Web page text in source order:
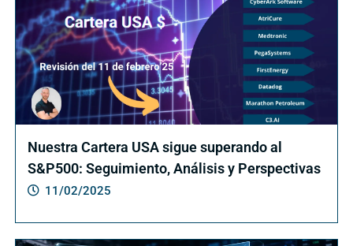
Nuestra Cartera USA sigue superando al
S&P500: Seguimiento, Análisis y Perspectivas
11/02/2025